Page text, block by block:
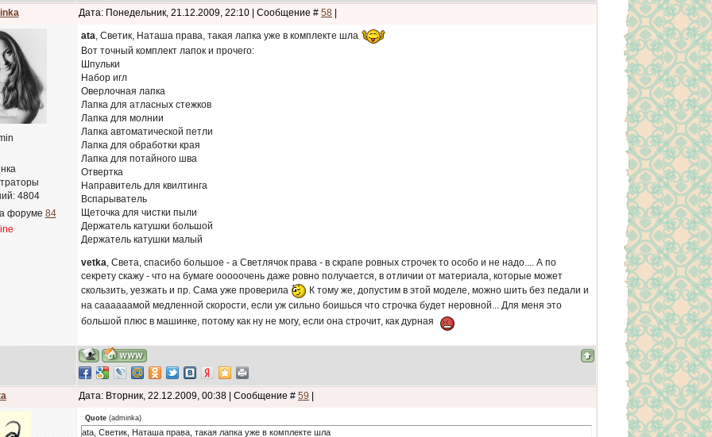
Дата: Понедельник, 21.12.2009, 22:10 | Сообщение # 58
4804
форуме 84
ata, Светик, Наташа права, такая лапка уже в комплекте шла
Вот точный комплект лапок и прочего:
Шпульки
Набор игл
Оверлочная лапка
Лапка для атласных стежков
Лапка для молнии
Лапка автоматической петли
Лапка для обработки края
Лапка для потайного шва
Отвертка
Направитель для квилтинга
Вспарыватель
Щеточка для чистки пыли
Держатель катушки большой
Держатель катушки малый
vetka, Света, спасибо большое - а Светлячок права - в скрапе ровных строчек то особо и не надо.... А по
секрету скажу - что на бумаге ооооочень даже ровно получается, в отличии от материала, которые может
скользить, уезжать и пр. Сама уже проверила
К тому же, допустим в этой моделе, можно шить без педали и
на саааааамой медленной скорости, если уж сильно боишься что строчка будет неровной... Для меня это
большой плюс в машинке, потому как ну не могу, если она строчит, как дурная
Дата: Вторник, 22.12.2009, 00:38 | Сообщение # 59
Quote (adminka)
ata, Светик, Наташа права, такая лапка уже в комплекте шла